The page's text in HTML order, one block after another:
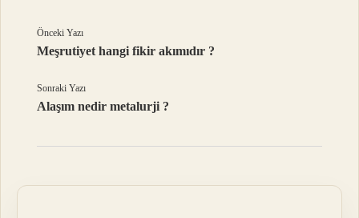
Önceki Yazı
Meşrutiyet hangi fikir akımıdır ?
Sonraki Yazı
Alaşım nedir metalurji ?